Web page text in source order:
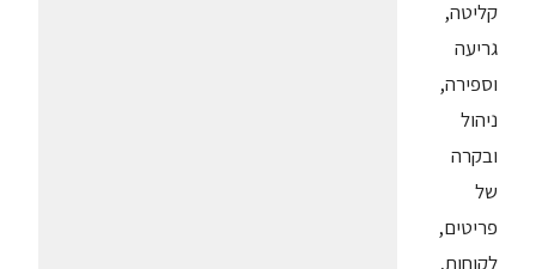
קליטה,
גריעה
וספירה,
ניהול
ובקרה
של
פריטים,
לקוחות,